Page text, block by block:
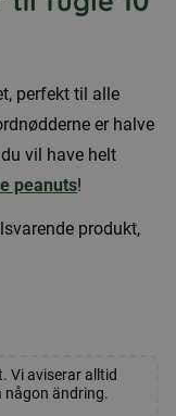
perfekt til alle
er halve
vil have helt
peanuts!
produkt,
Vi aviserar alltid
någon ändring.